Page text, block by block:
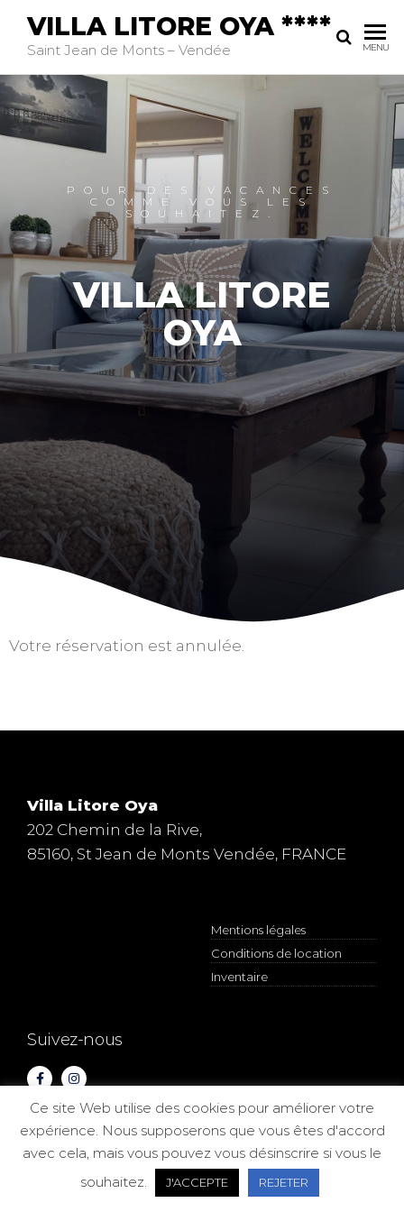
VILLA LITORE OYA ****
Saint Jean de Monts – Vendée MENU
POUR DES VACANCES
COMME VOUS LES
SOUHAITEZ.
VILLA LITORE
OYA
Votre réservation est annulée.
Villa Litore Oya
202 Chemin de la Rive,
85160, St Jean de Monts Vendée, FRANCE
Mentions légales
Conditions de location
Inventaire
Suivez-nous
Copyrights 2021
Ce site Web utilise des cookies pour améliorer votre
expérience. Nous supposerons que vous êtes d'accord
avec cela, mais vous pouvez vous désinscrire si vous le
souhaitez.
J'ACCEPTE REJETER